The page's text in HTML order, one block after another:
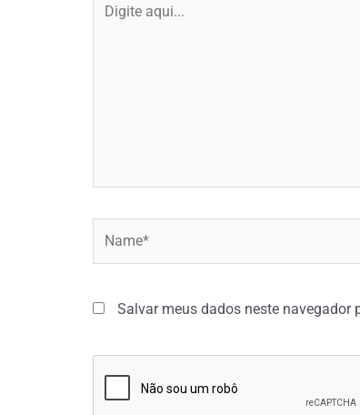
aqui...
Salvar meus dados neste navegador